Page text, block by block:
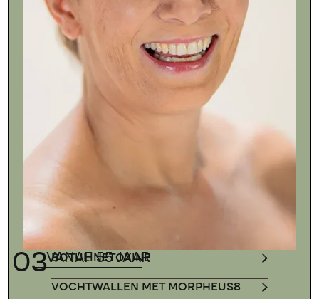
03VANAF 55 JAAR
BOTULINETOXINE
VOCHTWALLEN MET MORPHEUS8